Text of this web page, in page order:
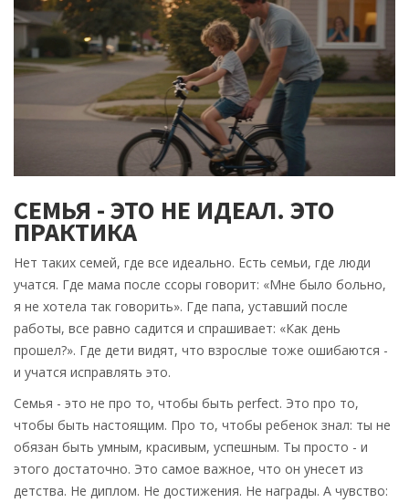
СЕМЬЯ - ЭТО НЕ ИДЕАЛ. ЭТО
ПРАКТИКА
Нет таких семей, где все идеально. Есть семьи, где люди
учатся. Где мама после ссоры говорит: «Мне было больно,
я не хотела так говорить». Где папа, уставший после
работы, все равно садится и спрашивает: «Как день
прошел?». Где дети видят, что взрослые тоже ошибаются -
и учатся исправлять это.
Семья - это не про то, чтобы быть perfect. Это про то,
чтобы быть настоящим. Про то, чтобы ребенок знал: ты не
обязан быть умным, красивым, успешным. Ты просто - и
этого достаточно. Это самое важное, что он унесет из
детства. Не диплом. Не достижения. Не награды. А чувство: